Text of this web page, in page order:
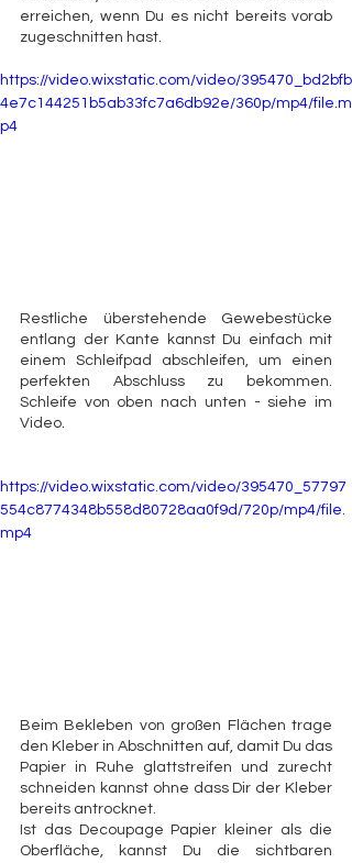
erreichen, wenn Du es nicht bereits vorab
zugeschnitten hast.
https://video.wixstatic.com/video/395470_bd2bfb
4e7c144251b5ab33fc7a6db92e/360p/mp4/file.m
p4
Restliche überstehende Gewebestücke
entlang der Kante kannst Du einfach mit
einem Schleifpad abschleifen, um einen
perfekten Abschluss zu bekommen.
Schleife von oben nach unten - siehe im
Video.
https://video.wixstatic.com/video/395470_57797
554c8774348b558d80728aa0f9d/720p/mp4/file.
mp4
Beim Bekleben von großen Flächen trage
den Kleber in Abschnitten auf, damit Du das
Papier in Ruhe glattstreifen und zurecht
schneiden kannst ohne dass Dir der Kleber
bereits antrocknet.
Ist das Decoupage Papier kleiner als die
Oberfläche, kannst Du die sichtbaren